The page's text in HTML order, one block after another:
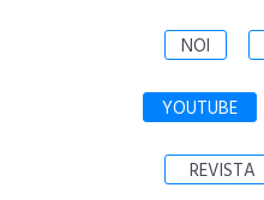
NOI
YOUTUBE
REVISTA